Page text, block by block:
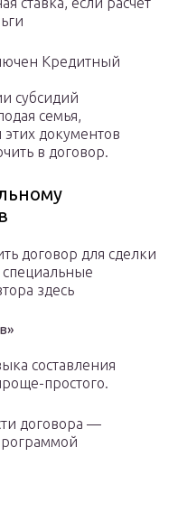
Кредитный
субсидий
семья,
документов
в договор.
договор для сделки
здесь
составления
простого.
договора —